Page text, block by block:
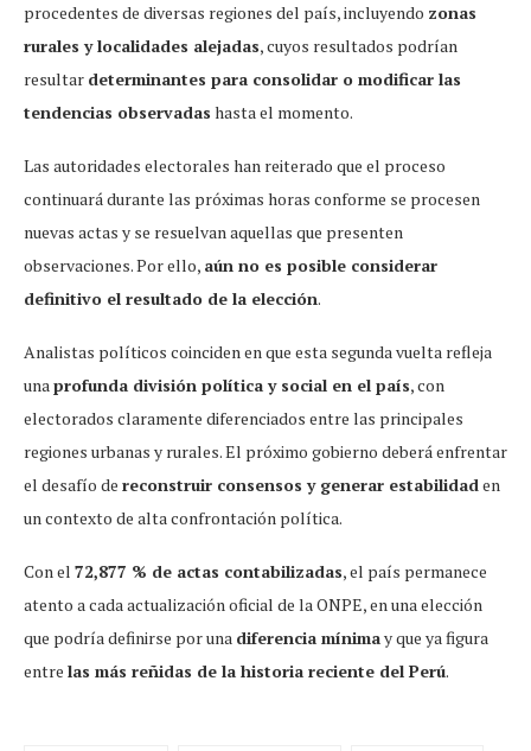
procedentes de diversas regiones del país, incluyendo zonas
rurales y localidades alejadas, cuyos resultados podrían
resultar determinantes para consolidar o modificar las
tendencias observadas hasta el momento.
Las autoridades electorales han reiterado que el proceso
continuará durante las próximas horas conforme se procesen
nuevas actas y se resuelvan aquellas que presenten
observaciones. Por ello, aún no es posible considerar
definitivo el resultado de la elección.
Analistas políticos coinciden en que esta segunda vuelta refleja
unaprofunda división política y social en el país, con
electorados claramente diferenciados entre las principales
regiones urbanas y rurales. El próximo gobierno deberá enfrentar
el desafío de reconstruir consensos y generar estabilidaden
un contexto de alta confrontación política.
Con el 72,877 % de actas contabilizadas, el país permanece
atento a cada actualización oficial de la ONPE, en una elección
que podría definirse por una diferencia mínimay que ya figura
entre las más reñidas de la historia reciente del Perú.